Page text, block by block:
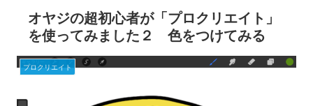
オヤジの超初心者が「プロクリエイト」
を使ってみました２ 色をつけてみる
プロクリエイト